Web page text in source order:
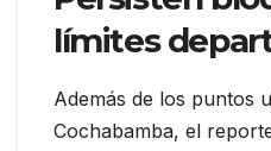
límites
Además de los puntos
Cochabamba, el